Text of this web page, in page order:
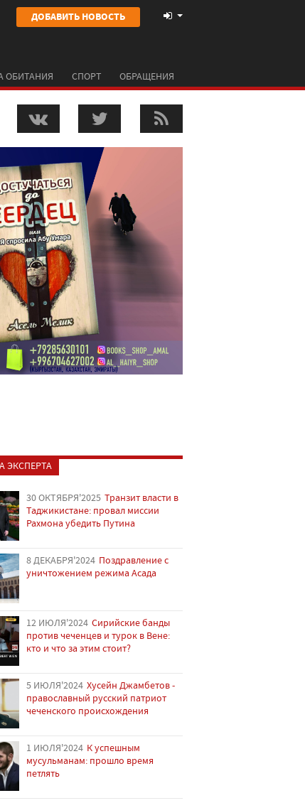
ДОБАВИТЬ НОВОСТЬ
ОБИТАНИЯ СПОРТ ОБРАЩЕНИЯ
ЭКСПЕРТА
30 ОКТЯБРЯ'2025 Транзит власти в
Таджикистане: провал миссии
Рахмона убедить Путина
8 ДЕКАБРЯ'2024 Поздравление с
уничтожением режима Асада
12 ИЮЛЯ'2024 Сирийские банды
против чеченцев и турок в Вене:
кто и что за этим стоит?
5 ИЮЛЯ'2024 Хусейн Джамбетов -
православный русский патриот
чеченского происхождения
1 ИЮЛЯ'2024 К успешным
мусульманам: прошло время
петлять